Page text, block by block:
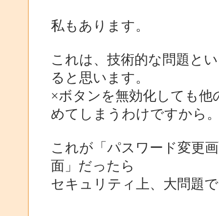
私もあります。
これは、技術的な問題と
ると思います。
×ボタンを無効化しても
めてしまうわけですから
これが「パスワード変更
面」だったら
セキュリティ上、大問題